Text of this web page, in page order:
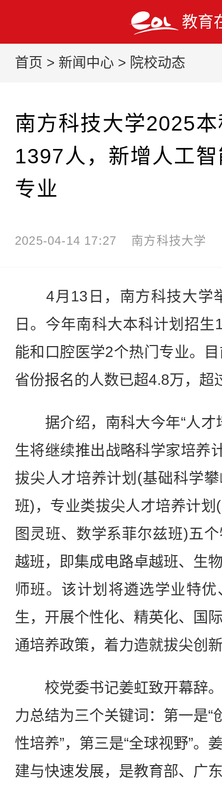
教育
首页 > 新闻中心 > 院校动态
南方科技大学2025
1397人，新增人工
专业
2025-04-14 17:27 南方科技大学
4月13日，南方科技大学
日。今年南科大本科计划招
能和口腔医学2个热门专业。
省份报名的人数已超4.8万，超
据介绍，南科大今年“人才
生将继续推出战略科学家培养
拔尖人才培养计划(基础科学
班)，专业类拔尖人才培养计
图灵班、数学系菲尔兹班)五
越班，即集成电路卓越班、生
师班。该计划将遴选学业特
生，开展个性化、精英化、国
通培养政策，着力造就拔尖创
校党委书记姜虹致开幕辞。
力总结为三个关键词：第一是“
性培养”，第三是“全球视野”。
建与快速发展，是教育部、广